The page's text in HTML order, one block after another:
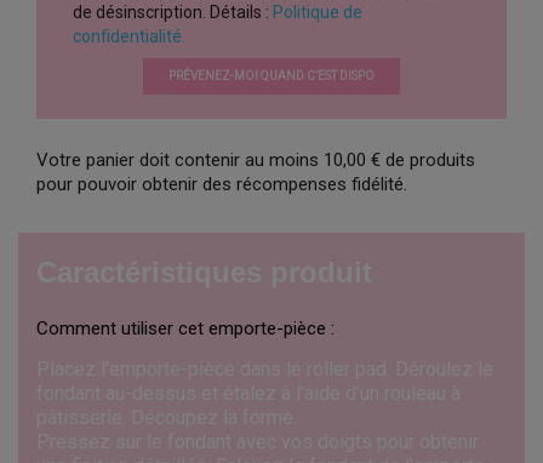
de désinscription. Détails : Politique de
confidentialité.
PRÉVENEZ-MOI QUAND C’EST DISPO
Votre panier doit contenir au moins 10,00 € de produits
pour pouvoir obtenir des récompenses fidélité.
Comment utiliser cet emporte-pièce :